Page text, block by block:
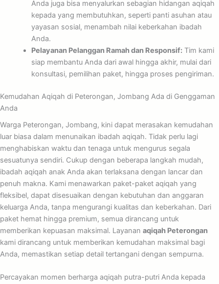
Anda juga bisa menyalurkan sebagian hidangan aqiqah
kepada yang membutuhkan, seperti panti asuhan atau
yayasan sosial, menambah nilai keberkahan ibadah
Anda.
Pelayanan Pelanggan Ramah dan Responsif:Tim kami
siap membantu Anda dari awal hingga akhir, mulai dari
konsultasi, pemilihan paket, hingga proses pengiriman.
Kemudahan Aqiqah di Peterongan, Jombang Ada di Genggaman
Anda
Warga Peterongan, Jombang, kini dapat merasakan kemudahan
luar biasa dalam menunaikan ibadah aqiqah. Tidak perlu lagi
menghabiskan waktu dan tenaga untuk mengurus segala
sesuatunya sendiri. Cukup dengan beberapa langkah mudah,
ibadah aqiqah anak Anda akan terlaksana dengan lancar dan
penuh makna. Kami menawarkan paket-paket aqiqah yang
fleksibel, dapat disesuaikan dengan kebutuhan dan anggaran
keluarga Anda, tanpa mengurangi kualitas dan keberkahan. Dari
paket hemat hingga premium, semua dirancang untuk
memberikan kepuasan maksimal. Layanan aqiqah Peterongan
kami dirancang untuk memberikan kemudahan maksimal bagi
Anda, memastikan setiap detail tertangani dengan sempurna.
Percayakan momen berharga aqiqah putra-putri Anda kepada